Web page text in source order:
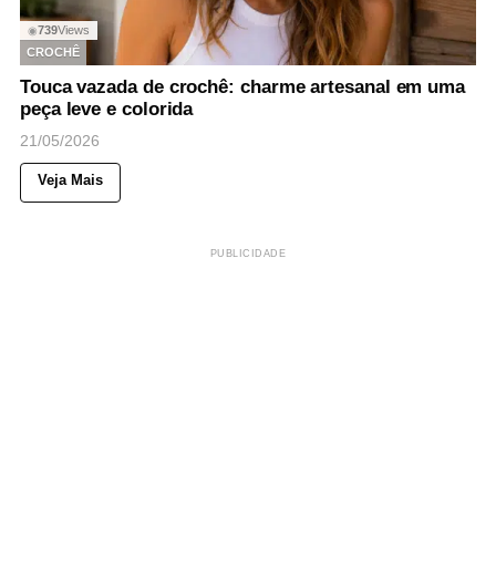
◉739Views
CROCHÊ
Touca vazada de crochê: charme artesanal em uma
peça leve e colorida
21/05/2026
Veja Mais
PUBLICIDADE